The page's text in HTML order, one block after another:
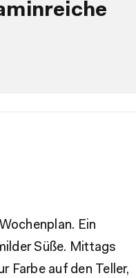
Ein
Süße. Mittags
Farbe auf den Teller,